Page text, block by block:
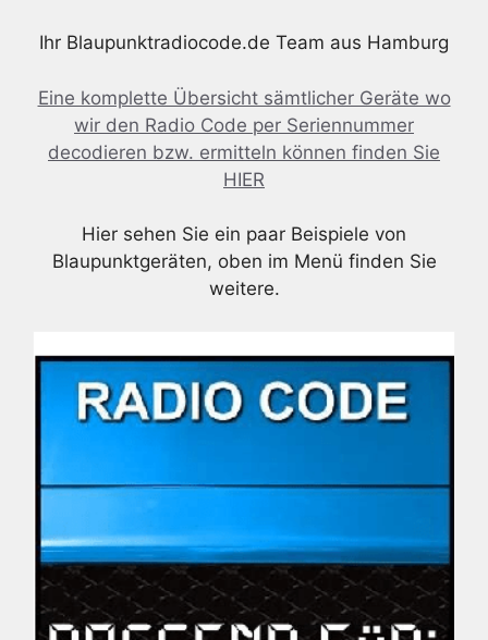
Ihr Blaupunktradiocode.de Team aus Hamburg
Eine komplette Übersicht sämtlicher Geräte wo
wir den Radio Code per Seriennummer
decodieren bzw. ermitteln können finden Sie
HIER
Hier sehen Sie ein paar Beispiele von
Blaupunktgeräten, oben im Menü finden Sie
weitere.